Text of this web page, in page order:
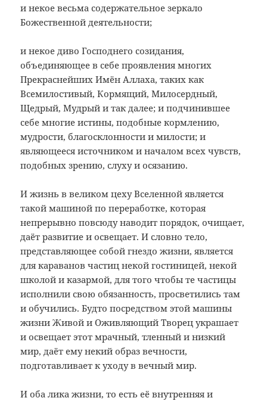
и некое весьма содержательное зеркало
Божественной деятельности;
и некое диво Господнего созидания,
объединяющее в себе проявления многих
Прекраснейших Имён Аллаха, таких как
Всемилостивый, Кормящий, Милосердный,
Щедрый, Мудрый и так далее; и подчинившее
себе многие истины, подобные кормлению,
мудрости, благосклонности и милости; и
являющееся источником и началом всех чувств,
подобных зрению, слуху и осязанию.
И жизнь в великом цеху Вселенной является
такой машиной по переработке, которая
непрерывно повсюду наводит порядок, очищает,
даёт развитие и освещает. И словно тело,
представляющее собой гнездо жизни, является
для караванов частиц некой гостиницей, некой
школой и казармой, для того чтобы те частицы
исполнили свою обязанность, просветились там
и обучились. Будто посредством этой машины
жизни Живой и Оживляющий Творец украшает
и освещает этот мрачный, тленный и низкий
мир, даёт ему некий образ вечности,
подготавливает к уходу в вечный мир.
И оба лика жизни, то есть её внутренняя и